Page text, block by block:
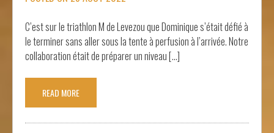
C’est sur le triathlon M de Levezou que Dominique s’était défié à
le terminer sans aller sous la tente à perfusion à l’arrivée. Notre
collaboration était de préparer un niveau […]
READ MORE